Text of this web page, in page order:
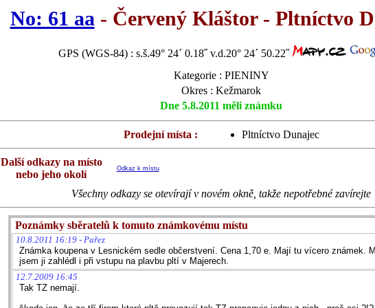
No: 61 aa- Červený Kláštor - Pltníctvo
GPS (WGS-84) : s.š.49° 24´ 0.18˝ v.d.20° 24´ 50.22˝
Kategorie : PIENINY
Okres : Kežmarok
Dne 5.8.2011 měli známku
Prodejní místa : Pltníctvo Dunajec
Další odkazy na místo
nebo jeho okolí
Odkaz k místu
Všechny odkazy se otevírají v novém okně, takže nepotřebné zavírejte
Poznámky sběratelů k tomuto známkovému místu
10.8.2011 16:19 - Pařez
Známka koupena v Lesnickém sedle občerstvení. Cena 1,70 e. Mají tu vícero známek.
jsem ji zahlédl i při vstupu na plavbu pltí v Majerech.
12.7.2009 16:45
Tak TZ nemají.